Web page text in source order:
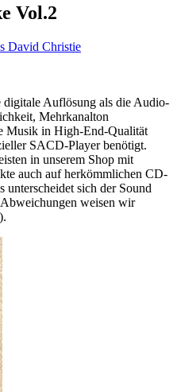
Vol.2
David Christie
Auflösung als die Audio-
Mehrkanalton
Musik in High-End-Qualität
SACD-Player benötigt.
in unserem Shop mit
auch auf herkömmlichen CD-
unterscheidet sich der Sound
weisen wir